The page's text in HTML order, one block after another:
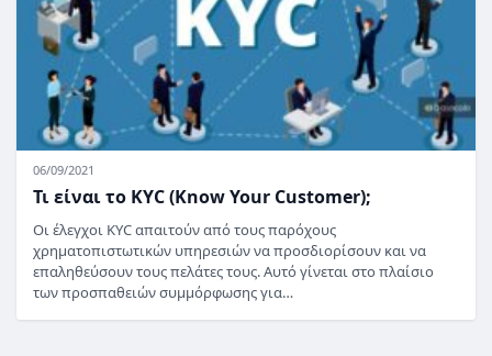
06/09/2021
Τι είναι το KYC (Know Your Customer);
Οι έλεγχοι KYC απαιτούν από τους παρόχους
χρηματοπιστωτικών υπηρεσιών να προσδιορίσουν και να
επαληθεύσουν τους πελάτες τους. Αυτό γίνεται στο πλαίσιο
των προσπαθειών συμμόρφωσης για…